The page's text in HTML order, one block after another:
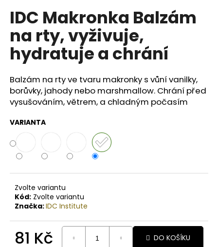
IDC Makronka Balzám
na rty, vyživuje,
hydratuje a chrání
Balzám na rty ve tvaru makronky s vůní vanilky,
borůvky, jahody nebo marshmallow. Chrání před
vysušováním, větrem, a chladným počasím
VARIANTA
Zvolte variantu
Kód: Zvolte variantu
Značka:IDC Institute
81 Kč DO KOŠÍKU
u
j
e
m
e
BODY
BY
SIMONA
PAPAYA
RUČNĚ
VYRÁBĚNÉ
BAMBUCKÉ
MÁSLO
200ML
749